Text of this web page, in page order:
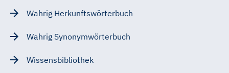
Wahrig Herkunftswörterbuch
Wahrig Synonymwörterbuch
Wissensbibliothek